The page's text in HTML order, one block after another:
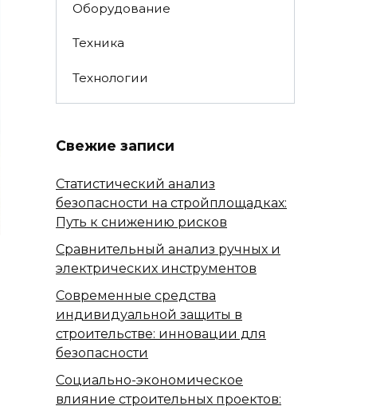
Оборудование
Техника
Технологии
Свежие записи
Статистический анализ
безопасности на стройплощадках:
Путь к снижению рисков
Сравнительный анализ ручных и
электрических инструментов
Современные средства
индивидуальной защиты в
строительстве: инновации для
безопасности
Социально-экономическое
влияние строительных проектов: